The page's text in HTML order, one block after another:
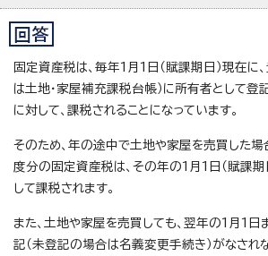
固定資産税は、毎年1月1日（賦課期日）現在に
は土地・家屋補充課税台帳）に所有者として登
に対して、課税されることになっています。
そのため、年の途中で土地や家屋を売買した場
度分の固定資産税は、その年の1月1日（賦課
して課税されます。
また、土地や家屋を売買しても、翌年の1月1
記（未登記の場合は名義変更手続き）がなされ